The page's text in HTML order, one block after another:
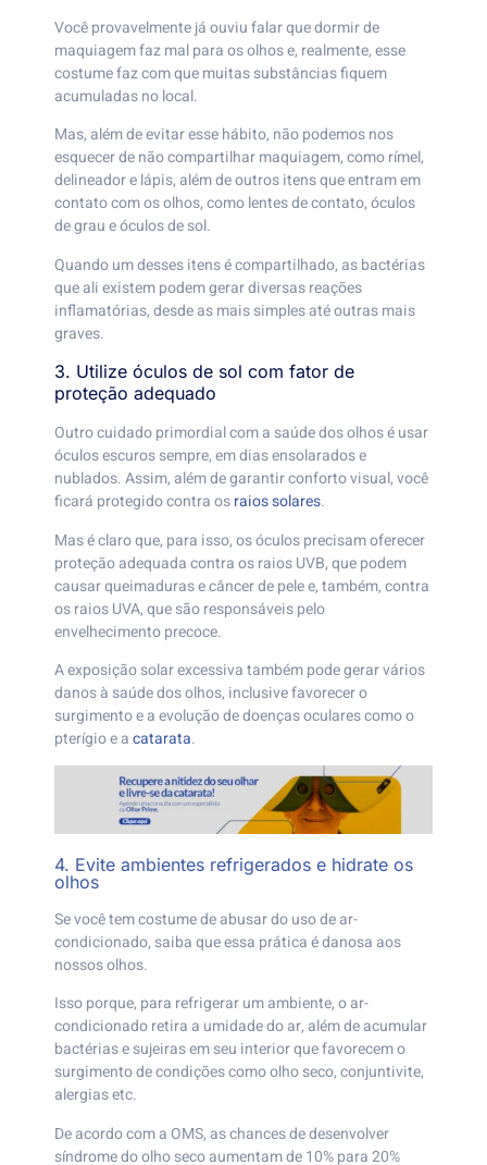
Você provavelmente já ouviu falar que dormir de
maquiagem faz mal para os olhos e, realmente, esse
costume faz com que muitas substâncias fiquem
acumuladas no local.
Mas, além de evitar esse hábito, não podemos nos
esquecer de não compartilhar maquiagem, como rímel,
delineador e lápis, além de outros itens que entram em
contato com os olhos, como lentes de contato, óculos
de grau e óculos de sol.
Quando um desses itens é compartilhado, as bactérias
que ali existem podem gerar diversas reações
inflamatórias, desde as mais simples até outras mais
graves.
3. Utilize óculos de sol com fator de
proteção adequado
Outro cuidado primordial com a saúde dos olhos é usar
óculos escuros sempre, em dias ensolarados e
nublados. Assim, além de garantir conforto visual, você
ficará protegido contra osraios solares.
Mas é claro que, para isso, os óculos precisam oferecer
proteção adequada contra os raios UVB, que podem
causar queimaduras e câncer de pele e, também, contra
os raios UVA, que são responsáveis pelo
envelhecimento precoce.
A exposição solar excessiva também pode gerar vários
danos à saúde dos olhos, inclusive favorecer o
surgimento e a evolução de doenças oculares como o
pterígio e acatarata.
4. Evite ambientes refrigerados e hidrate os
olhos
Se você tem costume de abusar do uso de ar-
condicionado, saiba que essa prática é danosa aos
nossos olhos.
Isso porque, para refrigerar um ambiente, o ar-
condicionado retira a umidade do ar, além de acumular
bactérias e sujeiras em seu interior que favorecem o
surgimento de condições como olho seco, conjuntivite,
alergias etc.
De acordo com a OMS, as chances de desenvolver
síndrome do olho seco aumentam de 10% para 20%